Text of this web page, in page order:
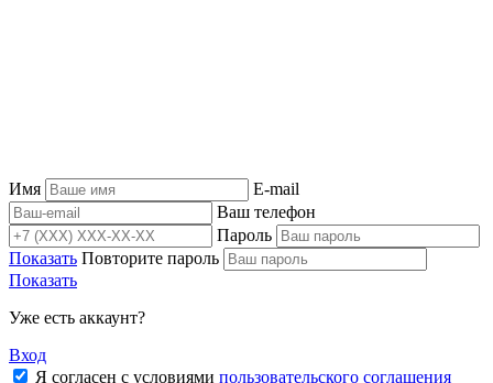
Имя
E-mail
Ваш телефон
Пароль
Показать Повторите пароль
Показать
Уже есть аккаунт?
Вход
Я согласен с условиями пользовательского соглашения